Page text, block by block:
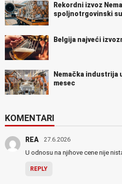
Rekordni izvoz
spoljnotrgovinski
Belgija najveći
Nemačka industrija
mesec
KOMENTARI
REA 27.6.2026
U odnosu na njihove cene nije
REPLY